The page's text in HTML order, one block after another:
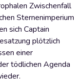
Zwischenfall
Sternenimperium
sich Captain
plötzlich
einer
tödlichen Agenda